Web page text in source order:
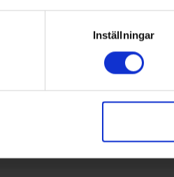
Inställningar